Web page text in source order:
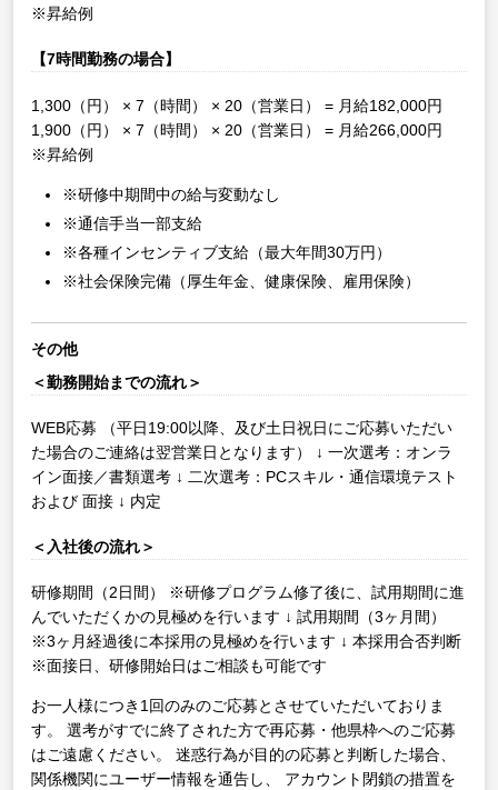
※昇給例
【7時間勤務の場合】
1,300（円） × 7（時間） × 20（営業日） = 月給182,000円
1,900（円） × 7（時間） × 20（営業日） = 月給266,000円
※昇給例
※研修中期間中の給与変動なし
※通信手当一部支給
※各種インセンティブ支給（最大年間30万円）
※社会保険完備（厚生年金、健康保険、雇用保険）
その他
＜勤務開始までの流れ＞
WEB応募 （平日19:00以降、及び土日祝日にご応募いただい
た場合のご連絡は翌営業日となります）
↓ 一次選考：オンラ
イン面接／書類選考 ↓ 二次選考：PCスキル・通信環境テスト
および 面接 ↓ 内定
＜入社後の流れ＞
研修期間（2日間）
※研修プログラム修了後に、試用期間に進
んでいただくかの見極めを行います ↓ 試用期間（3ヶ月間）
※3ヶ月経過後に本採用の見極めを行います ↓ 本採用合否判断
※面接日、研修開始日はご相談も可能です
お一人様につき1回のみのご応募とさせていただいておりま
す。
選考がすでに終了された方で再応募・他県枠へのご応募
はご遠慮ください。
迷惑行為が目的の応募と判断した場合、
関係機関にユーザー情報を通告し、
アカウント閉鎖の措置を